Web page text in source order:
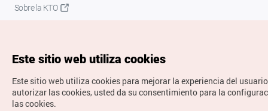
Sobre la KTO
Este sitio web utiliza cookies
Este sitio web utiliza cookies para mejorar la experiencia del
autorizar las cookies, usted da su consentimiento para la
las cookies.